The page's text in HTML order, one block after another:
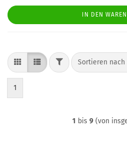
IN DEN
FILTERSortieren nach
Sortieren nach
1
1 bis 9(von